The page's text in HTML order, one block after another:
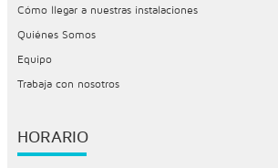
Cómo llegar a nuestras instalaciones
Quiénes Somos
Equipo
Trabaja con nosotros
HORARIO